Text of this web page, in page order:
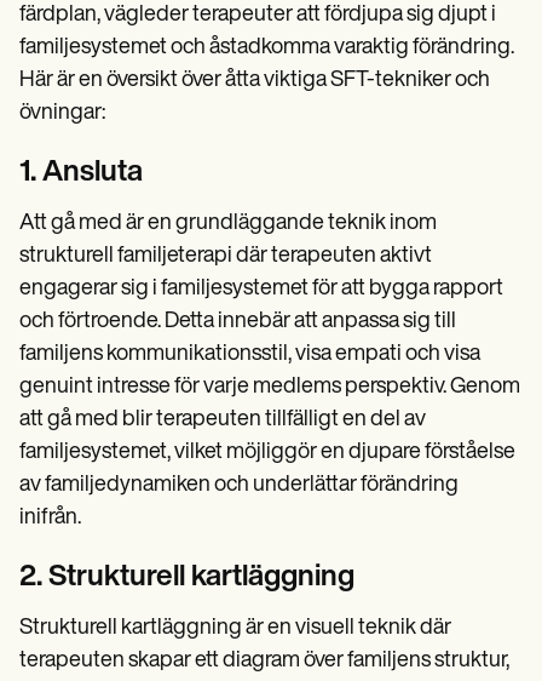
färdplan, vägleder terapeuter att fördjupa sig djupt i
familjesystemet och åstadkomma varaktig förändring.
Här är en översikt över åtta viktiga SFT-tekniker och
övningar:
1. Ansluta
Att gå med är en grundläggande teknik inom
strukturell familjeterapi där terapeuten aktivt
engagerar sig i familjesystemet för att bygga rapport
och förtroende. Detta innebär att anpassa sig till
familjens kommunikationsstil, visa empati och visa
genuint intresse för varje medlems perspektiv. Genom
att gå med blir terapeuten tillfälligt en del av
familjesystemet, vilket möjliggör en djupare förståelse
av familjedynamiken och underlättar förändring
inifrån.
2. Strukturell kartläggning
Strukturell kartläggning är en visuell teknik där
terapeuten skapar ett diagram över familjens struktur,